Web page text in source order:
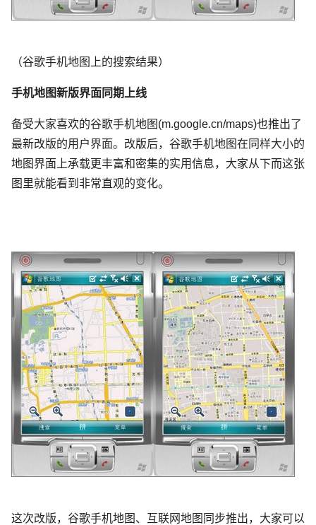
（谷歌手机地图上的搜索结果）
手机地图新版界面同期上线
备受大家喜欢的谷歌手机地图(m.google.cn/maps)也推出了
最新改版的用户界面。改版后，谷歌手机地图在同样大小的
地图界面上承载更丰富和密集的实用信息，大家从下而这张
图里就能看到非常直观的变化。
这次改版，谷歌手机地图、互联网地图同步推出，大家可以